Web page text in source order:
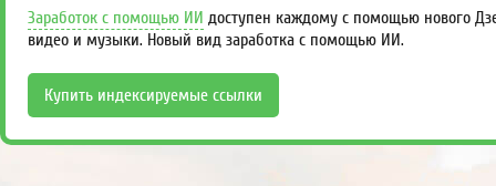
Заработок с помощью ИИ доступен каждому с помощью нового
видео и музыки. Новый вид заработка с помощью ИИ.
Купить индексируемые ссылки